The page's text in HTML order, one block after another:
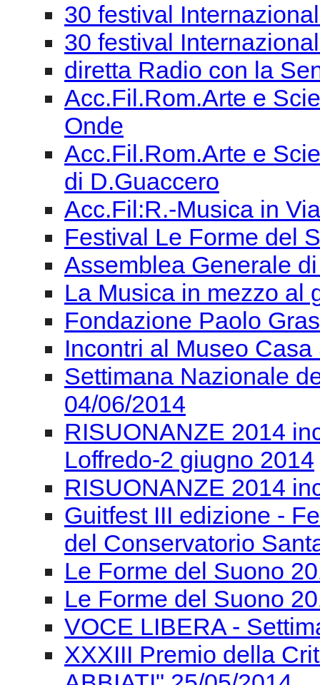
30 festival
30 festival
diretta Radio con la
Acc.Fil.Rom.Arte e
Onde
Acc.Fil.Rom.Arte e
di D.Guaccero
Acc.Fil:R.-Musica in
Festival Le Forme del
Assemblea Generale
La Musica in mezzo al
Fondazione Paolo
Incontri al Museo
Settimana Nazionale
04/06/2014
RISUONANZE 2014
Loffredo-2 giugno 2014
RISUONANZE 2014
Guitfest III edizione -
del Conservatorio
Le Forme del Suono
Le Forme del Suono
VOCE LIBERA -
XXXIII Premio della